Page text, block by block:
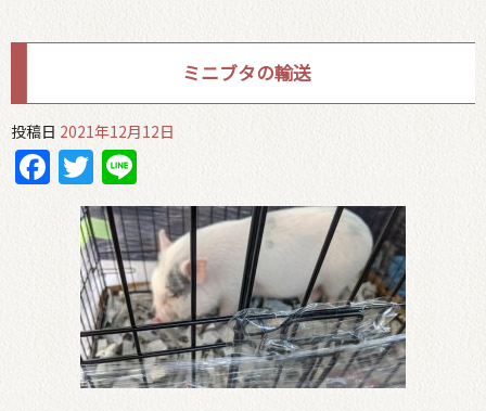
ミニブタの輸送
投稿日 2021年12月12日
Facebook
Twitter